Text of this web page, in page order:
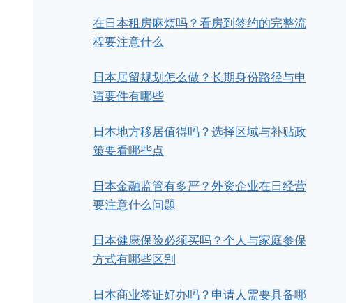
在日本租房麻烦吗？看房到签约的完整流
程要注意什么
日本居留规划怎么做？长期身份路径与申
请要件有哪些
日本地方移居值得吗？选择区域与补贴政
策要看哪些点
日本金融监管有多严？外资企业在日经营
要注意什么问题
日本健康保险必须买吗？个人与家庭参保
方式有哪些区别
日本商业签证好办吗？申请人需要具备哪